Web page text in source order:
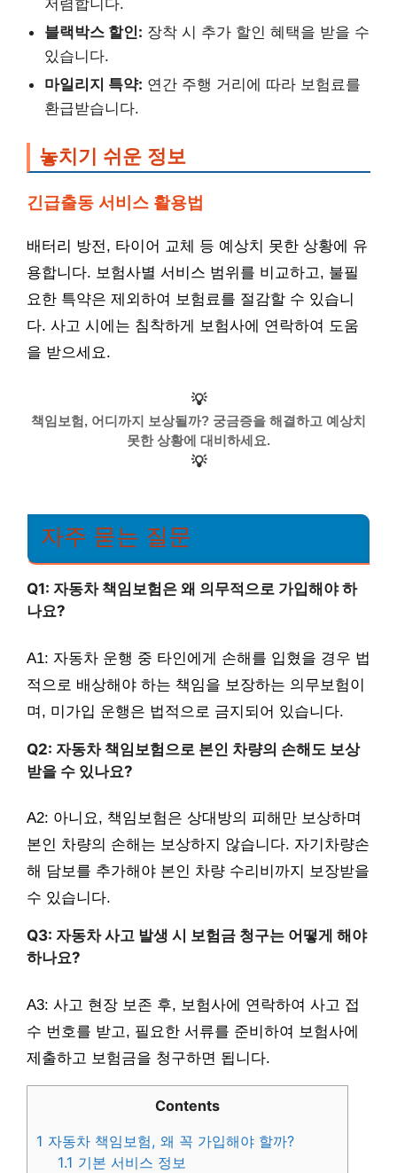
저렴합니다.
블랙박스 할인: 장착 시 추가 할인 혜택을 받을 수
있습니다.
마일리지 특약: 연간 주행 거리에 따라 보험료를
환급받습니다.
놓치기 쉬운 정보
긴급출동 서비스 활용법
배터리 방전, 타이어 교체 등 예상치 못한 상황에 유
용합니다. 보험사별 서비스 범위를 비교하고, 불필
요한 특약은 제외하여 보험료를 절감할 수 있습니
다. 사고 시에는 침착하게 보험사에 연락하여 도움
을 받으세요.
💡
책임보험, 어디까지 보상될까? 궁금증을 해결하고 예상치
못한 상황에 대비하세요.
💡
자주 묻는 질문
Q1: 자동차 책임보험은 왜 의무적으로 가입해야 하
나요?
A1: 자동차 운행 중 타인에게 손해를 입혔을 경우 법
적으로 배상해야 하는 책임을 보장하는 의무보험이
며, 미가입 운행은 법적으로 금지되어 있습니다.
Q2: 자동차 책임보험으로 본인 차량의 손해도 보상
받을 수 있나요?
A2: 아니요, 책임보험은 상대방의 피해만 보상하며
본인 차량의 손해는 보상하지 않습니다. 자기차량손
해 담보를 추가해야 본인 차량 수리비까지 보장받을
수 있습니다.
Q3: 자동차 사고 발생 시 보험금 청구는 어떻게 해야
하나요?
A3: 사고 현장 보존 후, 보험사에 연락하여 사고 접
수 번호를 받고, 필요한 서류를 준비하여 보험사에
제출하고 보험금을 청구하면 됩니다.
Contents
1 자동차 책임보험, 왜 꼭 가입해야 할까?
1.1 기본 서비스 정보